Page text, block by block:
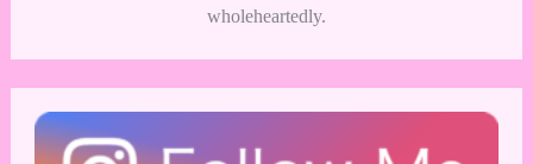
wholeheartedly.